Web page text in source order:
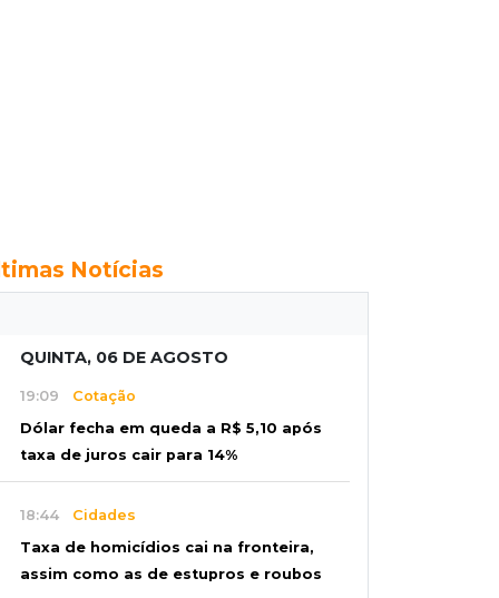
Notícias
QUINTA, 06 DE AGOSTO
19:09 Cotação
Dólar fecha em queda a R$ 5,10 após
taxa de juros cair para 14%
18:44 Cidades
Taxa de homicídios cai na fronteira,
assim como as de estupros e roubos